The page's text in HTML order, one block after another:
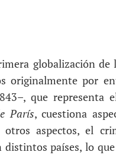
globalización
originalmente por
que representa
París, cuestiona
aspectos, el
países, lo